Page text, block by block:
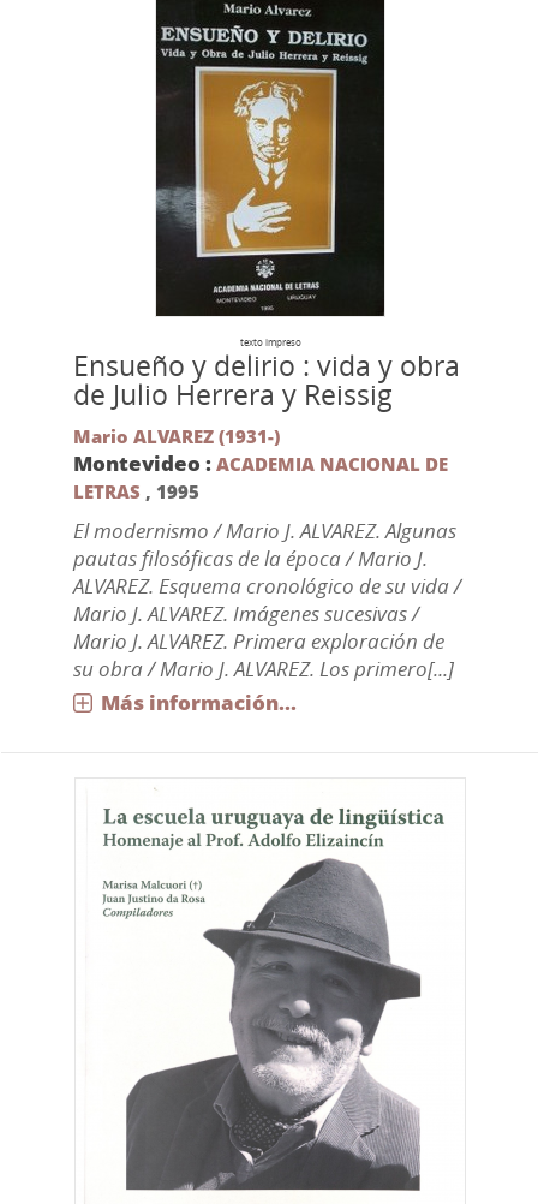
texto impreso
Ensueño y delirio : vida y obra
de Julio Herrera y Reissig
Mario ALVAREZ (1931-)
Montevideo : ACADEMIA NACIONAL DE
LETRAS , 1995
El modernismo / Mario J. ALVAREZ. Algunas
pautas filosóficas de la época / Mario J.
ALVAREZ. Esquema cronológico de su vida /
Mario J. ALVAREZ. Imágenes sucesivas /
Mario J. ALVAREZ. Primera exploración de
su obra / Mario J. ALVAREZ. Los primero[...]
Más información...